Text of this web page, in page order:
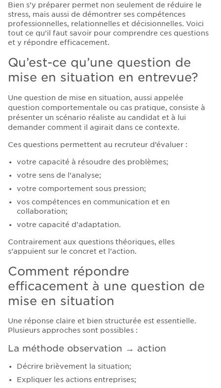
Bien s’y préparer permet non seulement de réduire le
stress, mais aussi de démontrer ses compétences
professionnelles, relationnelles et décisionnelles. Voici
tout ce qu’il faut savoir pour comprendre ces questions
et y répondre efficacement.
Qu’est-ce qu’une question de
mise en situation en entrevue?
Une question de mise en situation, aussi appelée
question comportementale ou cas pratique, consiste à
présenter un scénario réaliste au candidat et à lui
demander comment il agirait dans ce contexte.
Ces questions permettent au recruteur d’évaluer :
votre capacité à résoudre des problèmes;
votre sens de l’analyse;
votre comportement sous pression;
vos compétences en communication et en
collaboration;
votre capacité d’adaptation.
Contrairement aux questions théoriques, elles
s’appuient sur le concret et l’action.
Comment répondre
efficacement à une question de
mise en situation
Une réponse claire et bien structurée est essentielle.
Plusieurs approches sont possibles :
La méthode observation → action
Décrire brièvement la situation;
Expliquer les actions entreprises;